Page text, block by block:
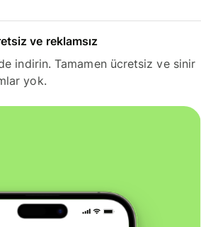
ve reklamsız
indirin. Tamamen ücretsiz ve sinir
yok.